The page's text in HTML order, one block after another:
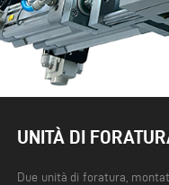
UNITÀ DI
Due unità di foratura,